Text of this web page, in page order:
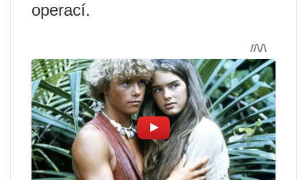
operací.